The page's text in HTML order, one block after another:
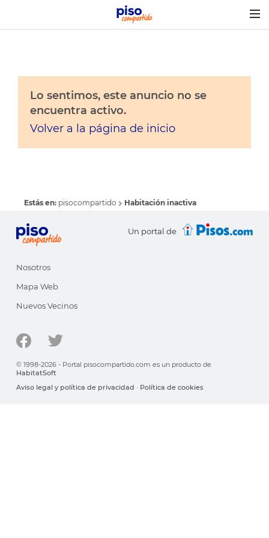
Lo sentimos, este anuncio no se
encuentra activo.
Volver a la página de inicio
Estás en: pisocompartido Habitación inactiva
Un portal de
Nosotros
Mapa Web
Nuevos Vecinos
© 1998-2026 - Portal pisocompartido.com es un producto de
HabitatSoft
Aviso legal y política de privacidad · Política de cookies